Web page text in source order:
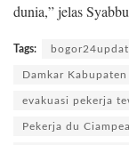
dunia,” jelas
Tags:
Damkar
evakuasi pekerja
Pekerja du